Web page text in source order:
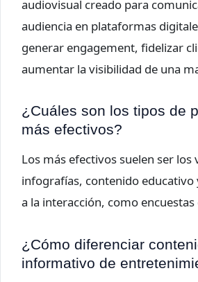
audiovisual creado para
audiencia en plataformas
generar engagement, fidelizar
aumentar la visibilidad de una
¿Cuáles son los tipos de
más efectivos?
Los más efectivos suelen ser los
infografías, contenido educativo
a la interacción, como
¿Cómo diferenciar
informativo de